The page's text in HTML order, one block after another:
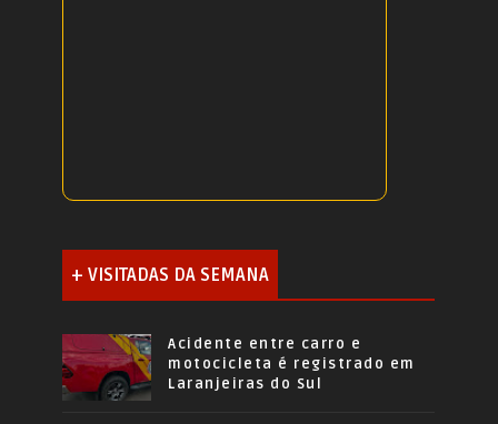
+ VISITADAS DA SEMANA
Acidente entre carro e
motocicleta é registrado em
Laranjeiras do Sul